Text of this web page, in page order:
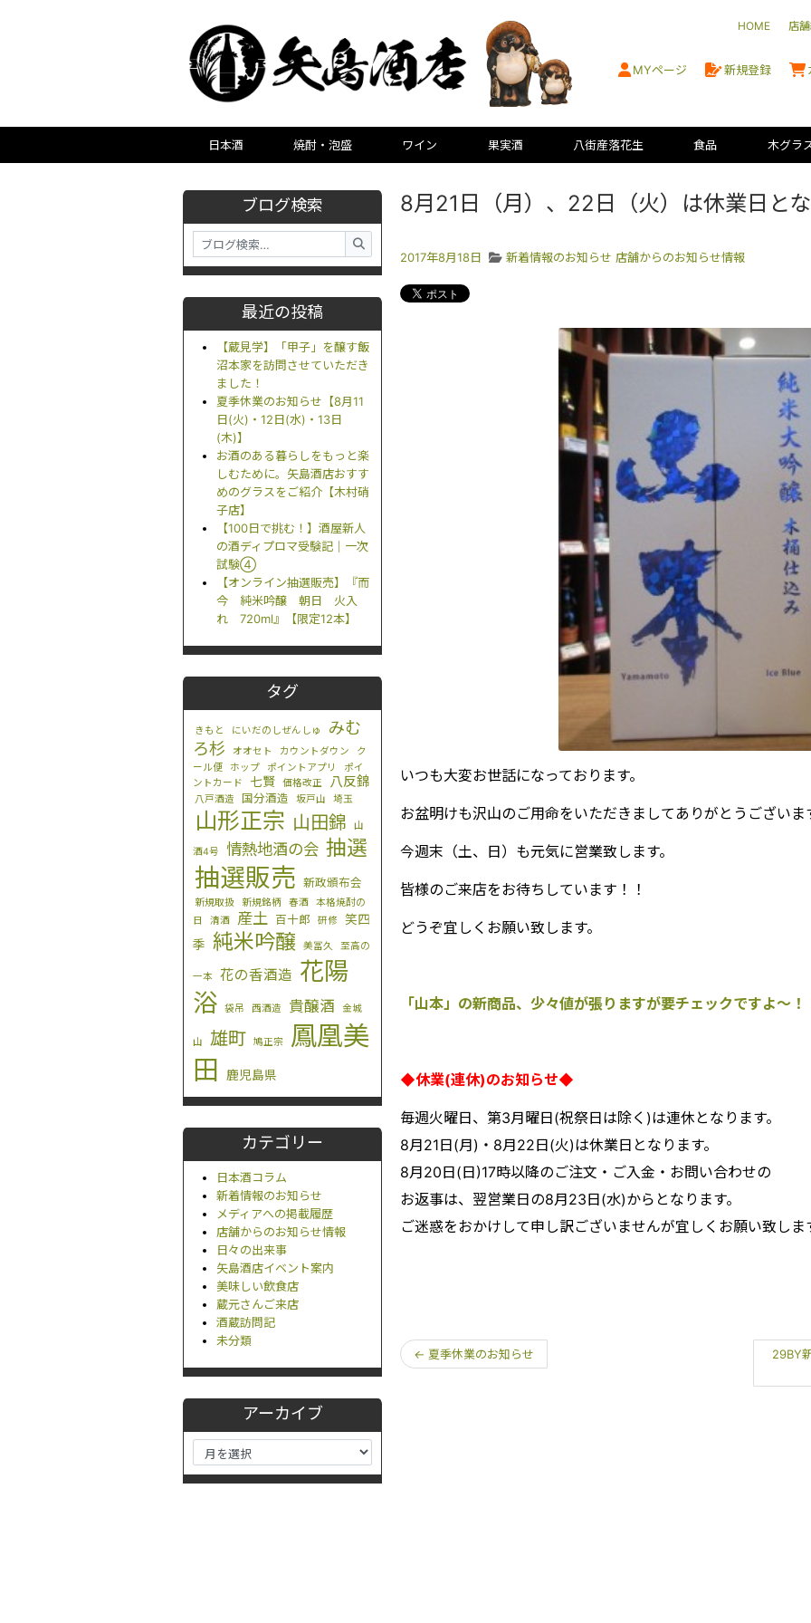
HOME 店
MYページ 新規登録
日本酒 焼酎・泡盛 ワイン 果実酒 八街産落花生 食品 木グラ
ブログ検索
最近の投稿
【蔵見学】「甲子」を醸す飯
沼本家を訪問させていただき
ました！
夏季休業のお知らせ【8月11
日(火)・12日(水)・13日
(木)】
お酒のある暮らしをもっと楽
しむために。矢島酒店おすす
めのグラスをご紹介【木村硝
子店】
【100日で挑む！】酒屋新人
の酒ディプロマ受験記｜一次
試験④
【オンライン抽選販売】『而
今 純米吟醸 朝日 火入
れ 720ml』【限定12本】
タグ
きもと にいだのしぜんしゅ
みむ
ろ杉
オオセト カウントダウン
ク
ール便
ホップ ポイントアプリ
ポイ
ントカード
七賢 価格改正 八反錦
八戸酒造 国分酒造 坂戸山 埼玉
山形正宗 山田錦 山
酒4号 情熱地酒の会 抽選
抽選販売 新政頒布会
新規取扱 新規銘柄 春酒
本格焼酎の
日
清酒 産土 百十郎 研修
笑四
季 純米吟醸 美冨久 至高の
一本 花の香酒造 花陽
浴
袋吊 西酒造 貴醸酒 金城
山 雄町 鳩正宗
鳳凰美
田
鹿児島県
カテゴリー
日本酒コラム
新着情報のお知らせ
メディアへの掲載履歴
店舗からのお知らせ情報
日々の出来事
矢島酒店イベント案内
美味しい飲食店
蔵元さんご来店
酒蔵訪問記
未分類
アーカイブ
8月21日（月）、22日（火）は休業日と
2017年8月18日 新着情報のお知らせ 店舗からのお知らせ情報
いつも大変お世話になっております。
お盆明けも沢山のご用命をいただきましてありがとうございま
今週末（土、日）も元気に営業致します。
皆様のご来店をお待ちしています！！
どうぞ宜しくお願い致します。
「山本」の新商品、少々値が張りますが要チェックですよ～！
◆休業(連休)のお知らせ◆
毎週火曜日、第3月曜日(祝祭日は除く)は連休となります。
8月21日(月)・8月22日(火)は休業日となります。
8月20日(日)17時以降のご注文・ご入金・お問い合わせの
お返事は、翌営業日の8月23日(水)からとなります。
ご迷惑をおかけして申し訳ございませんが宜しくお願い致しま
← 夏季休業のお知らせ 29BY